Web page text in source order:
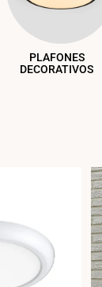
PLAFONES
DECORATIVOS